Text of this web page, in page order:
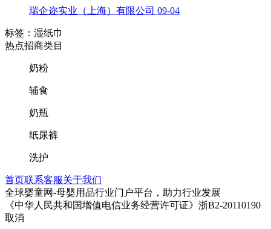
瑞企迩实业（上海）有限公司 09-04
标签：湿纸巾
热点招商类目
奶粉
辅食
奶瓶
纸尿裤
洗护
首页联系客服关于我们
全球婴童网-母婴用品行业门户平台，助力行业发展
《中华人民共和国增值电信业务经营许可证》浙B2-20110190
取消